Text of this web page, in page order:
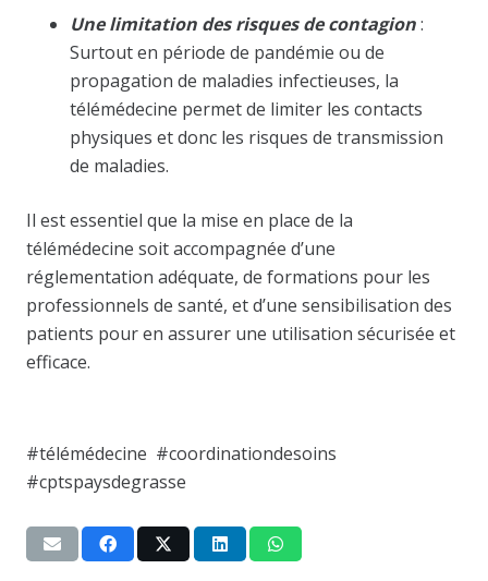
Une limitation des risques de contagion:
Surtout en période de pandémie ou de
propagation de maladies infectieuses, la
télémédecine permet de limiter les contacts
physiques et donc les risques de transmission
de maladies.
Il est essentiel que la mise en place de la
télémédecine soit accompagnée d’une
réglementation adéquate, de formations pour les
professionnels de santé, et d’une sensibilisation des
patients pour en assurer une utilisation sécurisée et
efficace.
#télémédecine #coordinationdesoins
#cptspaysdegrasse